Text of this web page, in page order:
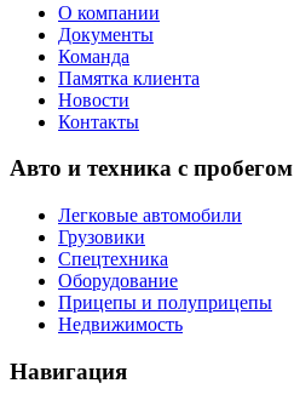
О компании
Документы
Команда
Памятка клиента
Новости
Контакты
Авто и техника с пробегом
Легковые автомобили
Грузовики
Спецтехника
Оборудование
Прицепы и полуприцепы
Недвижимость
Навигация